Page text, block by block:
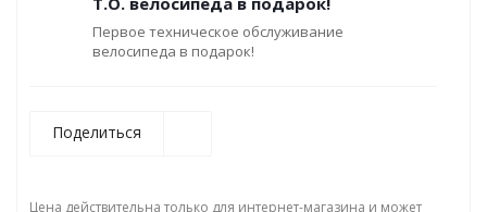
Первое техническое обслуживание
велосипеда в подарок!
Поделиться
Цена действительна только для интернет-магазина и может